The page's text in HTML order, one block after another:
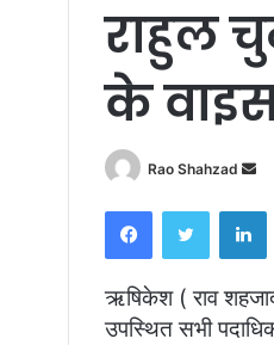
राहुल
के वाइस
Rao Shahzad
FacebookTwitter
ऋषिकेश ( राव
उपस्थित सभी